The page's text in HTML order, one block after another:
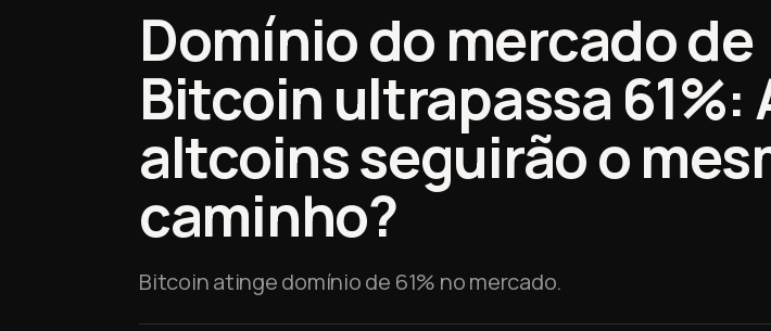
Domínio do mercado de
Bitcoin ultrapassa 61%:
altcoins seguirão o
caminho?
Bitcoin atinge domínio de 61% no mercado.